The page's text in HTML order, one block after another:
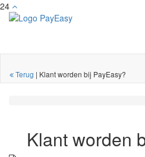
24
Terug | Klant worden bij PayEasy?
Klant worden